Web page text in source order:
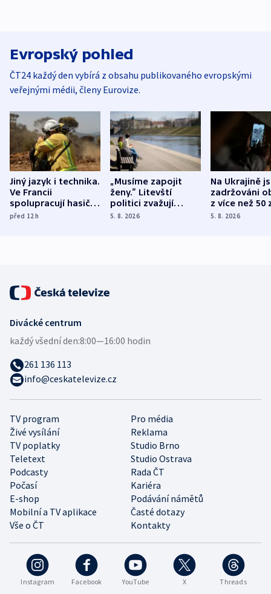
Evropský pohled
ČT24 každý den vybírá z obsahu publikovaného evropskými
veřejnými médii, členy Eurovize.
Jiný jazyk i technika.
Ve Francii
spolupracují hasiči z
různých zemí
před 12h
„Musíme zapojit
ženy.“ Litevští
politici zvažují
dohodu o
5. 8. 2026
Na Ukrajině
zadržováni
z více než 50
Bojovali na
5. 8. 2026
Instagram Facebook YouTube X Threads
TV program
Pro média
Živé vysílání
Reklama
TV poplatky
Studio Brno
Teletext
Studio Ostrava
Podcasty
Rada ČT
Počasí
Kariéra
E-shop
Podávání námětů
Mobilní a TV aplikace
Časté dotazy
Vše o ČT
Kontakty
Divácké centrum
každý všední den:8:00—16:00 hodin
261 136 113
info@ceskatelevize.cz